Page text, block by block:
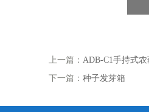
上一篇： ADB-C1手持式
下一篇： 种子发芽箱